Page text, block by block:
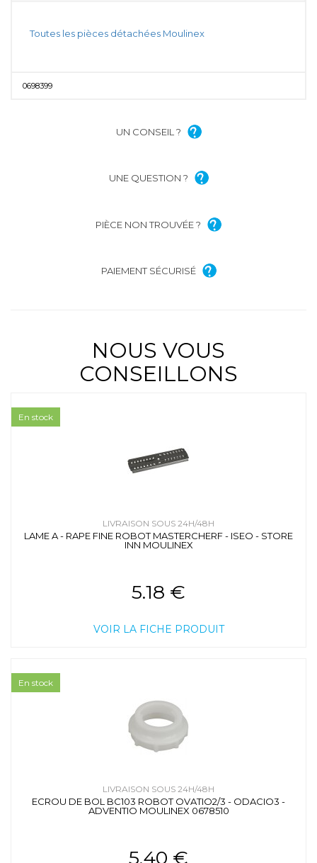
Toutes les pièces détachées Moulinex
0698399
UN CONSEIL ?
UNE QUESTION ?
PIÈCE NON TROUVÉE ?
PAIEMENT SÉCURISÉ
NOUS VOUS
CONSEILLONS
LIVRAISON SOUS 24H/48H
LAME A - RAPE FINE ROBOT MASTERCHERF - ISEO - STORE
INN MOULINEX
5.18 €
VOIR LA FICHE PRODUIT
En stock
LIVRAISON SOUS 24H/48H
ECROU DE BOL BC103 ROBOT OVATIO2/3 - ODACIO3 -
ADVENTIO MOULINEX 0678510
5.40 €
En stock